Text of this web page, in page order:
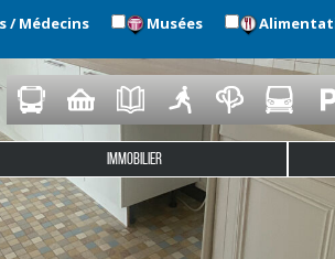
/ Médecins Musées
IMMOBILIER